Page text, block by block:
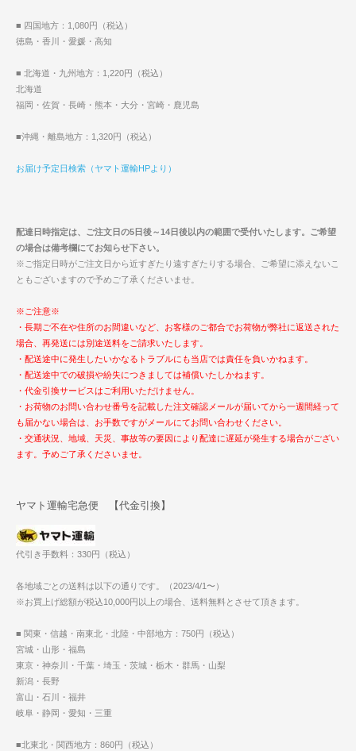
■ 四国地方：1,080円（税込）
徳島・香川・愛媛・高知
■ 北海道・九州地方：1,220円（税込）
北海道
福岡・佐賀・長崎・熊本・大分・宮崎・鹿児島
■沖縄・離島地方：1,320円（税込）
お届け予定日検索（ヤマト運輸HPより）
配達日時指定は、ご注文日の5日後～14日後以内の範囲で受付いたします。ご希望
の場合は備考欄にてお知らせ下さい。
※ご指定日時がご注文日から近すぎたり遠すぎたりする場合、ご希望に添えないこ
ともございますので予めご了承くださいませ。
※ご注意※
・長期ご不在や住所のお間違いなど、お客様のご都合でお荷物が弊社に返送された
場合、再発送には別途送料をご請求いたします。
・配送途中に発生したいかなるトラブルにも当店では責任を負いかねます。
・配送途中での破損や紛失につきましては補償いたしかねます。
・代金引換サービスはご利用いただけません。
・お荷物のお問い合わせ番号を記載した注文確認メールが届いてから一週間経って
も届かない場合は、お手数ですがメールにてお問い合わせください。
・交通状況、地域、天災、事故等の要因により配達に遅延が発生する場合がござい
ます。予めご了承くださいませ。
ヤマト運輸宅急便 【代金引換】
代引き手数料：330円（税込）
各地域ごとの送料は以下の通りです。（2023/4/1〜）
※お買上げ総額が税込10,000円以上の場合、送料無料とさせて頂きます。
■ 関東・信越・南東北・北陸・中部地方：750円（税込）
宮城・山形・福島
東京・神奈川・千葉・埼玉・茨城・栃木・群馬・山梨
新潟・長野
富山・石川・福井
岐阜・静岡・愛知・三重
■北東北・関西地方：860円（税込）